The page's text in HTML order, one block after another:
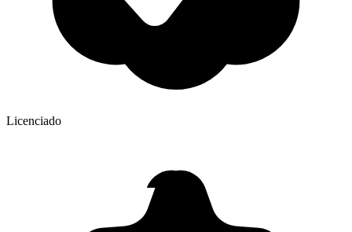
Licenciado